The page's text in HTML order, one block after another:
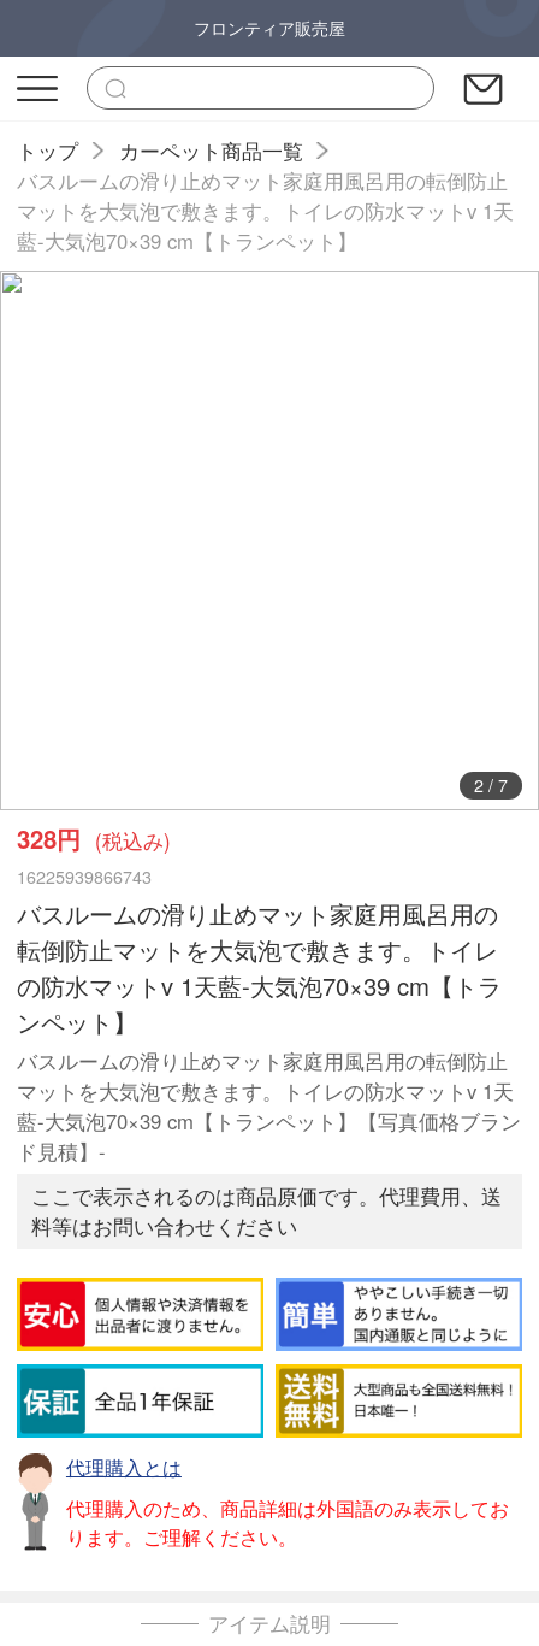
フロンティア販売屋
トップ
カーペット商品一覧
バスルームの滑り止めマット家庭用風呂用の転倒防止
マットを大気泡で敷きます。トイレの防水マットv 1天
藍-大気泡70×39 cm【トランペット】
2/ 7
328円 (税込み)
16225939866743
バスルームの滑り止めマット家庭用風呂用の
転倒防止マットを大気泡で敷きます。トイレ
の防水マットv 1天藍-大気泡70×39 cm【トラ
ンペット】
バスルームの滑り止めマット家庭用風呂用の転倒防止
マットを大気泡で敷きます。トイレの防水マットv 1天
藍-大気泡70×39 cm【トランペット】【写真価格ブラン
ド見積】-
ここで表示されるのは商品原価です。代理費用、送
料等はお問い合わせください
代理購入とは
代理購入のため、商品詳細は外国語のみ表示してお
ります。ご理解ください。
アイテム説明